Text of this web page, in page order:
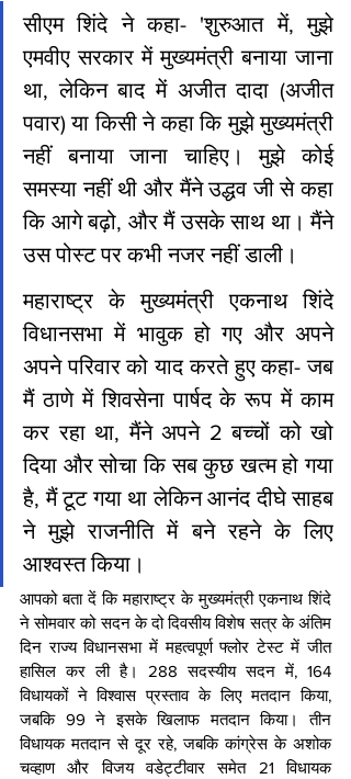
सीएम शिंदे ने कहा- 'शुरुआत में, मुझे
एमवीए सरकार में मुख्यमंत्री बनाया जाना
था, लेकिन बाद में अजीत दादा (अजीत
पवार) या किसी ने कहा कि मुझे मुख्यमंत्री
नहीं बनाया जाना चाहिए। मुझे कोई
समस्या नहीं थी और मैंने उद्धव जी से कहा
कि आगे बढ़ो, और मैं उसके साथ था। मैंने
उस पोस्ट पर कभी नजर नहीं डाली।
महाराष्ट्र के मुख्यमंत्री एकनाथ शिंदे
विधानसभा में भावुक हो गए और अपने
अपने परिवार को याद करते हुए कहा- जब
मैं ठाणे में शिवसेना पार्षद के रूप में काम
कर रहा था, मैंने अपने 2 बच्चों को खो
दिया और सोचा कि सब कुछ खत्म हो गया
है, मैं टूट गया था लेकिन आनंद दीघे साहब
ने मुझे राजनीति में बने रहने के लिए
आश्वस्त किया।
आपको बता दें कि महाराष्ट्र के मुख्यमंत्री एकनाथ शिंदे
ने सोमवार को सदन के दो दिवसीय विशेष सत्र के अंतिम
दिन राज्य विधानसभा में महत्वपूर्ण फ्लोर टेस्ट में जीत
हासिल कर ली है। 288 सदस्यीय सदन में, 164
विधायकों ने विश्वास प्रस्ताव के लिए मतदान किया,
जबकि 99 ने इसके खिलाफ मतदान किया। तीन
विधायक मतदान से दूर रहे, जबकि कांग्रेस के अशोक
चव्हाण और विजय वडेट्टीवार समेत 21 विधायक